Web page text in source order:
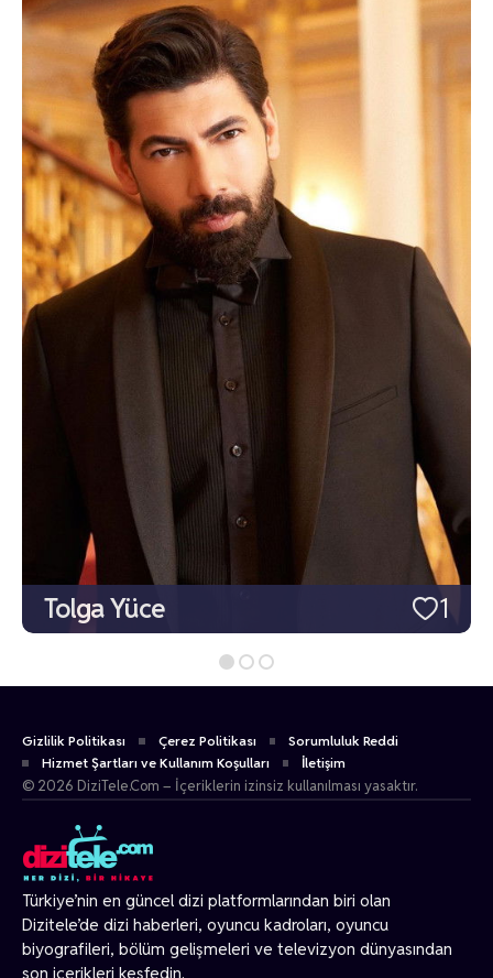
1
Tolga Yüce
Türkiye’nin en güncel dizi platformlarından biri olan
Dizitele’de dizi haberleri, oyuncu kadroları, oyuncu
biyografileri, bölüm gelişmeleri ve televizyon dünyasından
son içerikleri keşfedin.
Gizlilik Politikası Çerez Politikası
Sorumluluk Reddi
Hizmet Şartları ve Kullanım Koşulları
İletişim
© 2026 DiziTele.Com – İçeriklerin izinsiz kullanılması yasaktır.